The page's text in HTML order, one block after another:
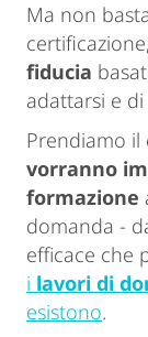
Ma non
fiducia
adattarsi e
Prendiamo il
vorranno
formazione
domanda -
efficace che
i lavori di
esistono.